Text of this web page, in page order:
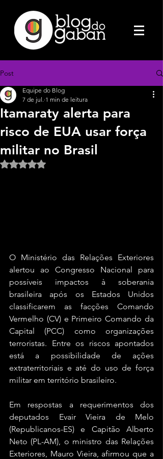
Post
Itamaraty alerta para
risco de EUA usar força
militar no Brasil
Equipe do Blog
7 de jul. 1 min de leitura
Avaliado com NaN de 5 estrelas.
O Ministério das Relações Exteriores
alertou ao Congresso Nacional para
possíveis impactos à soberania
brasileira após os Estados Unidos
classificarem as facções Comando
Vermelho (CV) e Primeiro Comando da
Capital (PCC) como organizações
terroristas. Entre os riscos apontados
está a possibilidade de ações
extraterritoriais e até do uso de força
militar em território brasileiro.
Em respostas a requerimentos dos
deputados Evair Vieira de Melo
(Republicanos-ES) e Capitão Alberto
Neto (PL-AM), o ministro das Relações
Exteriores, Mauro Vieira, afirmou que a